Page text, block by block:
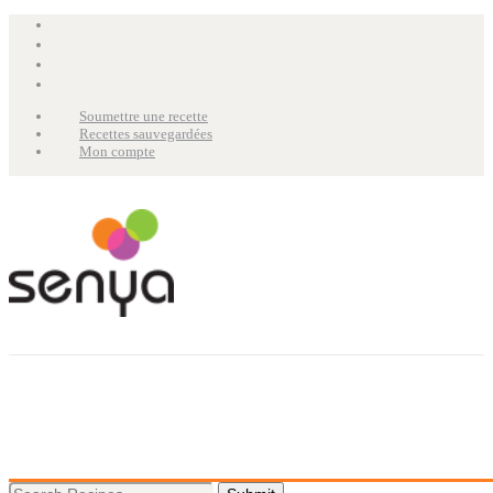
Soumettre une recette
Recettes sauvegardées
Mon compte